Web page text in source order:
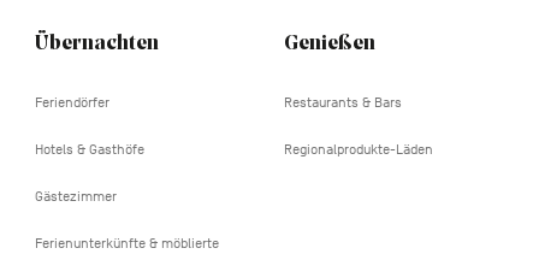
Übernachten
Feriendörfer
Hotels & Gasthöfe
Gästezimmer
Ferienunterkünfte & möblierte
Genießen
Restaurants & Bars
Regionalprodukte-Läden